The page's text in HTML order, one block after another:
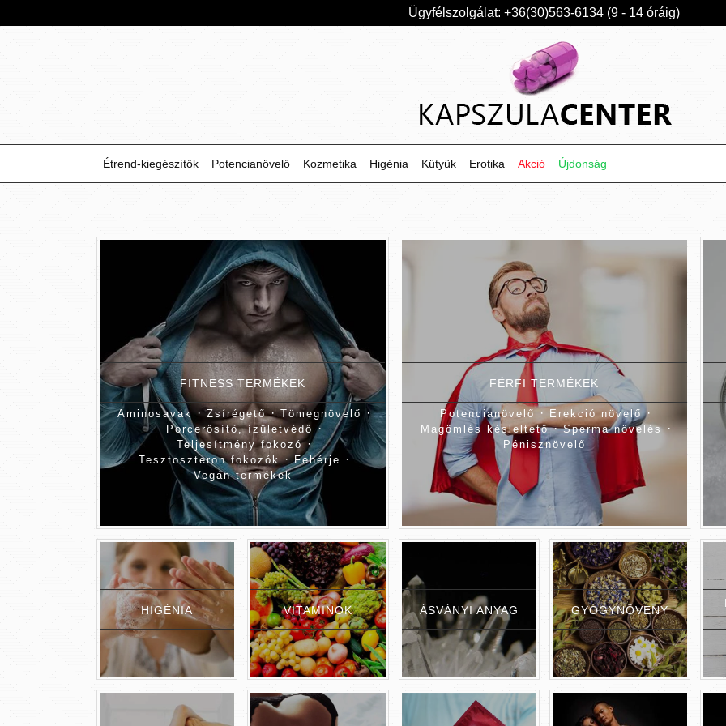
Ügyfélszolgálat: +36(30)563-6134 (9 - 14 óráig)
Étrend-kiegészítők Potencianövelő Kozmetika Higénia Kütyük Erotika Akció Újdonság
FITNESS TERMÉKEK
Aminosavak · Zsírégető· Tömegnövelő ·
Porcerősítő, ízületvédő ·
Teljesítmény fokozó·
Tesztoszteron fokozók· Fehérje ·
Vegán termékek
FÉRFI TERMÉKEK
Potencianövelő · Erekció növelő·
Magömlés késleltető· Sperma növelés·
Pénisznövelő
HIGÉNIA VITAMINOK ÁSVÁNYI ANYAG GYÓGYNÖVÉNY